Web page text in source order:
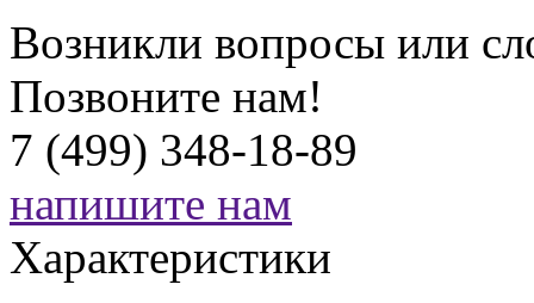
Возникли вопросы или
Позвоните нам!
7 (499) 348-18-89
напишите нам
Характеристики